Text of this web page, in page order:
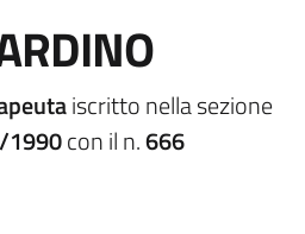
iscritto nella sezione
con il n.666